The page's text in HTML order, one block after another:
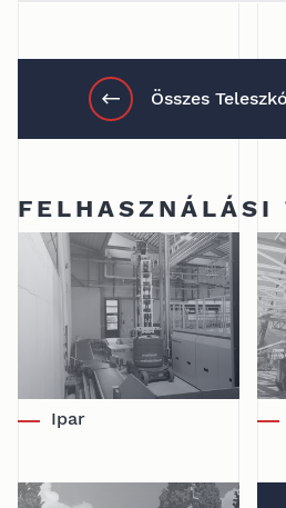
Összes
FELHASZNÁLÁSI
Ipar